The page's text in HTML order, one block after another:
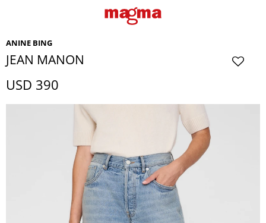
ANINE BING
JEAN MANON
USD 390